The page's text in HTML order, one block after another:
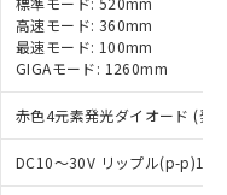
高速モード: 360mm
最速モード: 100mm
GIGAモード: 1260mm
赤色4元素発光ダイオード (発
DC10～30V リップル(p-